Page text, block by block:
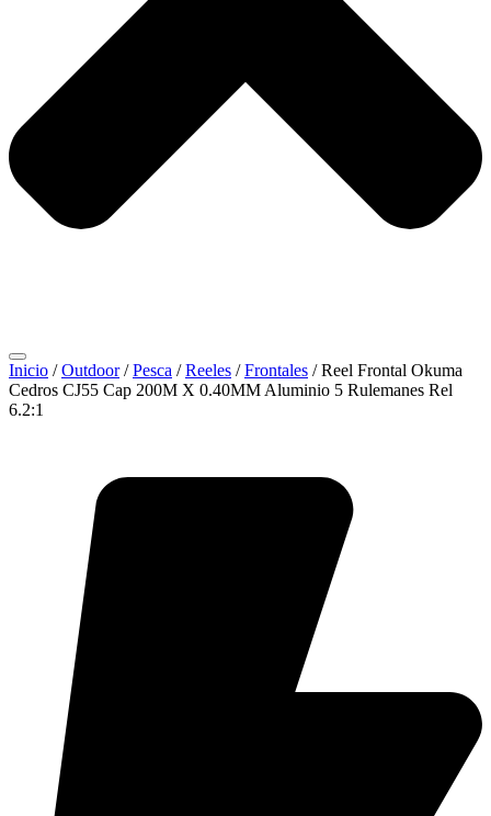
Inicio /Outdoor/Pesca /Reeles /Frontales / Reel Frontal Okuma
Cedros CJ55 Cap 200M X 0.40MM Aluminio 5 Rulemanes Rel
6.2:1